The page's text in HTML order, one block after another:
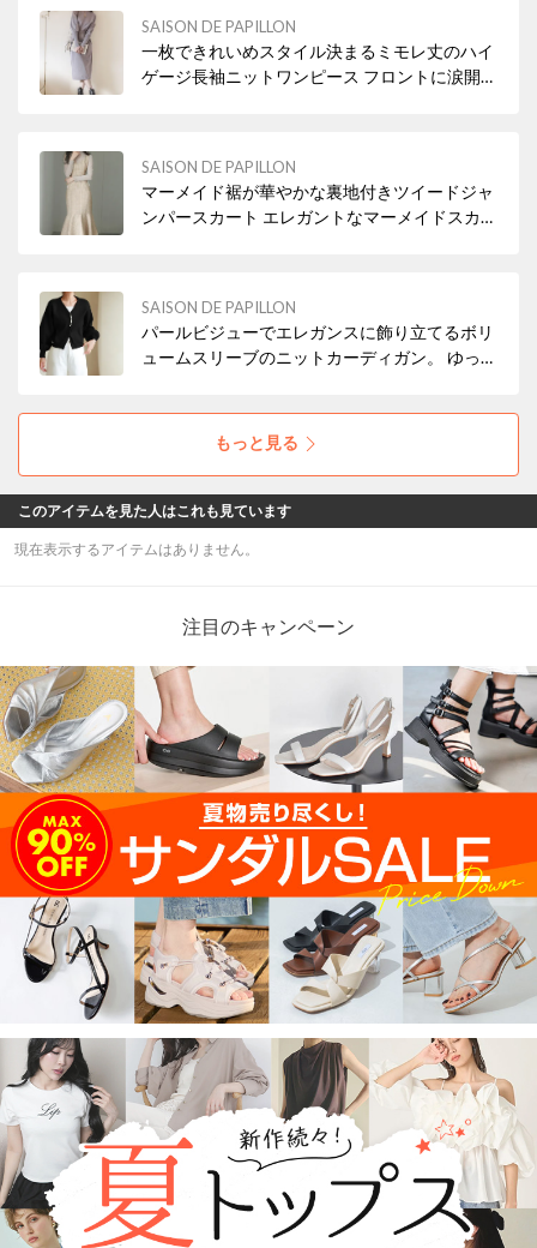
SAISON DE PAPILLON
一枚できれいめスタイル決まるミモレ丈のハイ
ゲージ長袖ニットワンピース フロントに涙開き
SAISON DE PAPILLON
マーメイド裾が華やかな裏地付きツイードジャ
ンパースカート エレガントなマーメイドスカー
します
SAISON DE PAPILLON
パールビジューでエレガンスに飾り立てるボリ
ュームスリーブのニットカーディガン。 ゆった
もっと見る
このアイテムを見た人はこれも見ています
現在表示するアイテムはありません。
注目のキャンペーン